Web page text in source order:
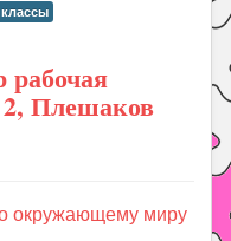
2, Плешаков
окружающему миру